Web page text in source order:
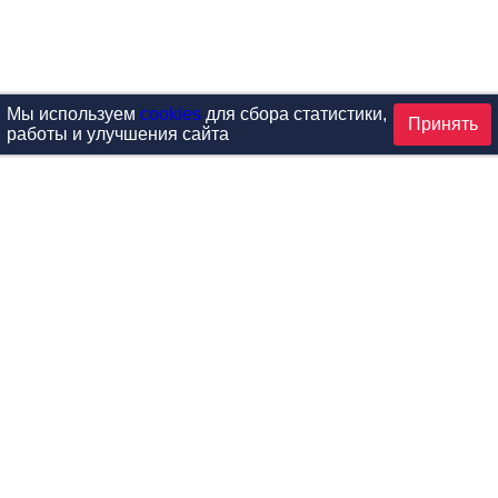
Мы используем cookiesдля сбора статистики,
работы и улучшения сайта
Принять